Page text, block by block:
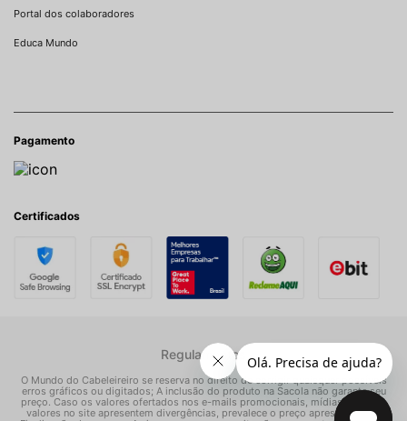
Portal dos colaboradores
Educa Mundo
Pagamento
Certificados
Regulamentos
O Mundo do Cabeleireiro se reserva no direito de corrigir quaisquer possíveis
erros gráficos ou digitados; A inclusão do produto na Sacola não garante seu
preço. Caso os valores ofertados nos e-mails promocionais, mídias sociais e
valores no site apresentem divergências, prevalece o preço apresentado na